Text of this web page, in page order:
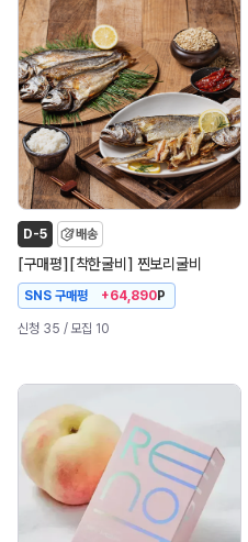
D-5 배송
[구매평][착한굴비 ] 찐보리굴비
SNS 구매평 +64,890P
신청 35 / 모집 10